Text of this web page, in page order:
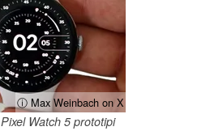
ⓘ Max Weinbach on X
Watch 5 prototipi